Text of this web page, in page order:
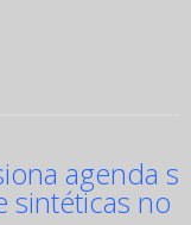
agenda
sintéticas no